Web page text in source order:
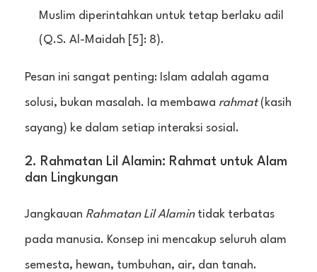
Muslim diperintahkan untuk tetap berlaku adil
(Q.S. Al-Maidah [5]: 8).
Pesan ini sangat penting: Islam adalah agama
solusi, bukan masalah. Ia membawa rahmat(kasih
sayang) ke dalam setiap interaksi sosial.
2. Rahmatan Lil Alamin: Rahmat untuk Alam
dan Lingkungan
Jangkauan Rahmatan Lil Alamintidak terbatas
pada manusia. Konsep ini mencakup seluruh alam
semesta, hewan, tumbuhan, air, dan tanah.